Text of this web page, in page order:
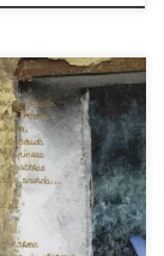
un vote